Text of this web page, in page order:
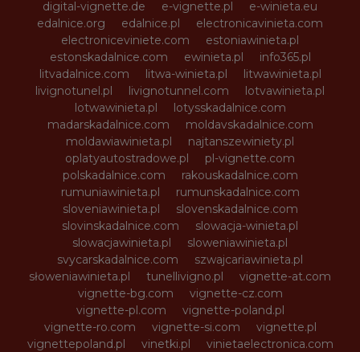
digital-vignette.de
e-vignette.pl
e-winieta.eu
edalnice.org
edalnice.pl
electronicavinieta.com
electroniceviniete.com
estoniawinieta.pl
estonskadalnice.com
ewinieta.pl
info365.pl
litvadalnice.com
litwa-winieta.pl
litwawinieta.pl
livignotunel.pl
livignotunnel.com
lotvawinieta.pl
lotwawinieta.pl
lotysskadalnice.com
madarskadalnice.com
moldavskadalnice.com
moldawiawinieta.pl
najtanszewiniety.pl
oplatyautostradowe.pl
pl-vignette.com
polskadalnice.com
rakouskadalnice.com
rumuniawinieta.pl
rumunskadalnice.com
sloveniawinieta.pl
slovenskadalnice.com
slovinskadalnice.com
slowacja-winieta.pl
slowacjawinieta.pl
sloweniawinieta.pl
svycarskadalnice.com
szwajcariawinieta.pl
słoweniawinieta.pl
tunellivigno.pl
vignette-at.com
vignette-bg.com
vignette-cz.com
vignette-pl.com
vignette-poland.pl
vignette-ro.com
vignette-si.com
vignette.pl
vignettepoland.pl
vinetki.pl
vinietaelectronica.com